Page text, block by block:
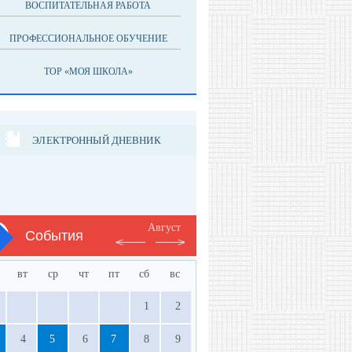
ВОСПИТАТЕЛЬНАЯ РАБОТА
ПРОФЕССИОНАЛЬНОЕ ОБУЧЕНИЕ
ТОР «МОЯ ШКОЛА»
ЭЛЕКТРОННЫЙ ДНЕВНИК
События
Август
вт ср чт пт сб вс
1 2
4 5 6 7 8 9